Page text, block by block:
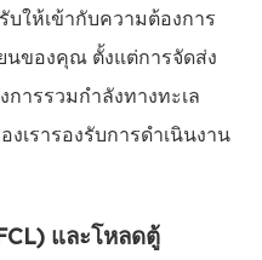
ให้เข้ากับความต้องการ
นของคุณ ตั้งแต่การจัดส่ง
การรวมกำลังทางทะเล
เรารองรับการดำเนินงาน
และโหลดตู้